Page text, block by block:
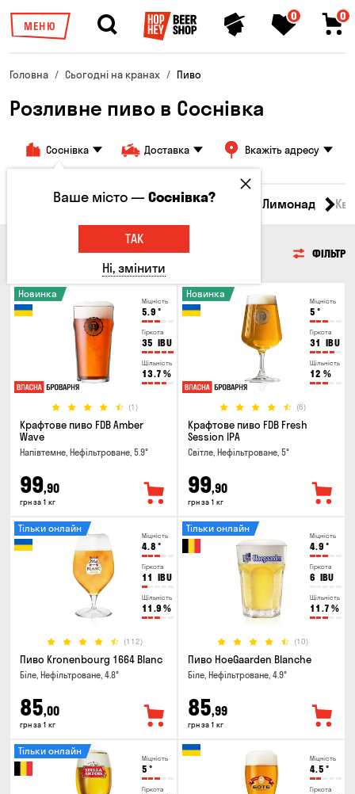
МЕНЮ
0 0
Головна Сьогодні на кранах Пиво
Розливне пиво в Соснівка
Соснівка Доставка Вкажіть адресу
Всі товари Пиво Сидр Лимонад
ФІЛЬТР
Міцність
5.9 °
Гіркота
35 IBU
Щільність
13.7 %
(1)
Новинка
Крафтове пиво FDB Amber
Wave
Напівтемне, Нефільтроване, 5.9°
99,90
грн за 1 кг
Міцність
5 °
Гіркота
31 IBU
Щільність
12 %
(6)
Новинка
Крафтове пиво FDB Fresh
Session IPA
Світле, Нефільтроване, 5°
99,90
грн за 1 кг
Міцність
4.8 °
Гіркота
11 IBU
Щільність
11.9 %
(112)
Тільки онлайн
Пиво Kronenbourg 1664 Blanc
Біле, Нефільтроване, 4.8°
85,00
грн за 1 кг
Міцність
4.9 °
Гіркота
6 IBU
Щільність
11.7 %
(10)
Тільки онлайн
Пиво HoeGaarden Blanche
Біле, Нефільтроване, 4.9°
85,99
грн за 1 кг
Міцність
5 °
Гіркота
Тільки онлайн
Міцність
4.5 °
Гіркота
Ваше місто —Соснівка?
ТАК
Ні, змінити